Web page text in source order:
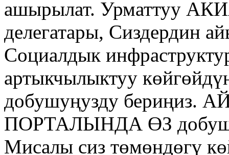
ашырылат. Урматтуу
делегатары, Сиздердин
Социалдык
артыкчылыктуу
добушуңузду
ПОРТАЛЫНДА ӨЗ
Мисалы сиз төмөндөгү